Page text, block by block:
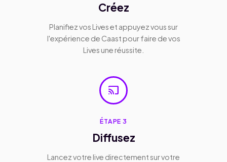
Créez
Planifiez vos Lives et appuyez vous sur
l'expérience de Caast pour faire de vos
Lives une réussite.
cast
ÉTAPE 3
Diffusez
Lancez votre live directement sur votre